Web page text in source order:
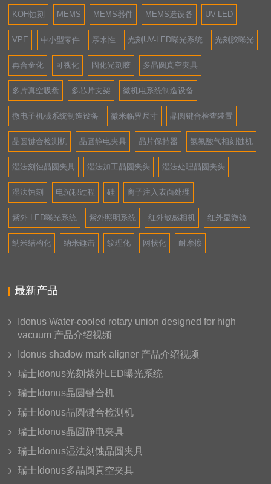
KOH蚀刻 MEMS MEMS器件 MEMS造设备 UV-LED
VPE 中小型零件 亲水性 光刻UV-LED曝光系统 光刻胶曝光
再合金化 可视化 固化光刻胶 多晶圆真空夹具
多片真空吸盘 多芯片支架 微机电系统制造设备
微电子机械系统制造设备 微米临界尺寸 晶圆键合检查装置
晶圆键合检测机 晶圆静电夹具 晶片保持器 氢氟酸气相刻蚀机
湿法刻蚀晶圆夹具 湿法加工晶圆夹头 湿法处理晶圆夹头
湿法蚀刻 电沉积过程 硅 离子注入表面处理
紫外-LED曝光系统 紫外照明系统 红外敏感相机 红外显微镜
纳米结构化 纳米锤击 纹理化 网状化 耐摩擦
最新产品
Idonus Water-cooled rotary union designed for high
vacuum 产品介绍视频
Idonus shadow mark aligner 产品介绍视频
瑞士Idonus光刻紫外LED曝光系统
瑞士Idonus晶圆键合机
瑞士Idonus晶圆键合检测机
瑞士Idonus晶圆静电夹具
瑞士Idonus湿法刻蚀晶圆夹具
瑞士Idonus多晶圆真空夹具